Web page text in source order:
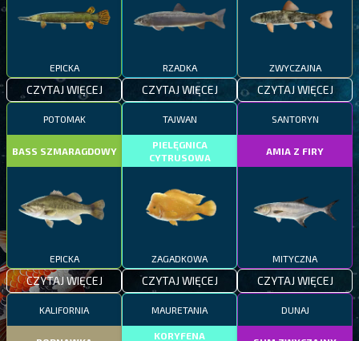
EPICKA
CZYTAJ WIĘCEJ
RZADKA
CZYTAJ WIĘCEJ
ZWYCZAJNA
CZYTAJ WIĘCEJ
POTOMAK
BASS SZMARAGDOWY
EPICKA
CZYTAJ WIĘCEJ
TAJWAN
PIELĘGNICA
CYTRUSOWA
ZAGADKOWA
CZYTAJ WIĘCEJ
SANTORYN
AMIA Z FIRY
MITYCZNA
CZYTAJ WIĘCEJ
KALIFORNIA MAURETANIA
KORYFENA
DUNAJ